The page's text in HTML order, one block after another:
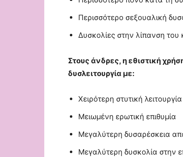
Περισσότερο σεξουαλική
Δυσκολίες στην λίπανση του
Στους άνδρες, η εθιστική
δυσλειτουργία με:
Χειρότερη στυτική λειτουργία
Μειωμένη ερωτική επιθυμία
Μεγαλύτερη δυσαρέσκεια
Μεγαλύτερη δυσκολία στην